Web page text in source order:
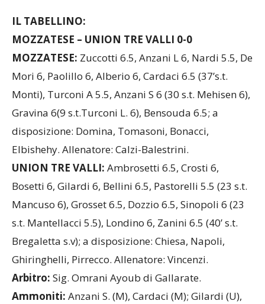
IL TABELLINO:
MOZZATESE – UNION TRE VALLI 0-0
MOZZATESE: Zuccotti 6.5, Anzani L 6, Nardi 5.5, De
Mori 6, Paolillo 6, Alberio 6, Cardaci 6.5 (37’s.t.
Monti), Turconi A 5.5, Anzani S 6 (30 s.t. Mehisen 6),
Gravina 6(9 s.t.Turconi L. 6), Bensouda 6.5; a
disposizione: Domina, Tomasoni, Bonacci,
Elbishehy. Allenatore: Calzi-Balestrini.
UNION TRE VALLI: Ambrosetti 6.5, Crosti 6,
Bosetti 6, Gilardi 6, Bellini 6.5, Pastorelli 5.5 (23 s.t.
Mancuso 6), Grosset 6.5, Dozzio 6.5, Sinopoli 6 (23
s.t. Mantellacci 5.5), Londino 6, Zanini 6.5 (40’ s.t.
Bregaletta s.v); a disposizione: Chiesa, Napoli,
Ghiringhelli, Pirrecco. Allenatore: Vincenzi.
Arbitro: Sig. Omrani Ayoub di Gallarate.
Ammoniti: Anzani S. (M), Cardaci (M); Gilardi (U),